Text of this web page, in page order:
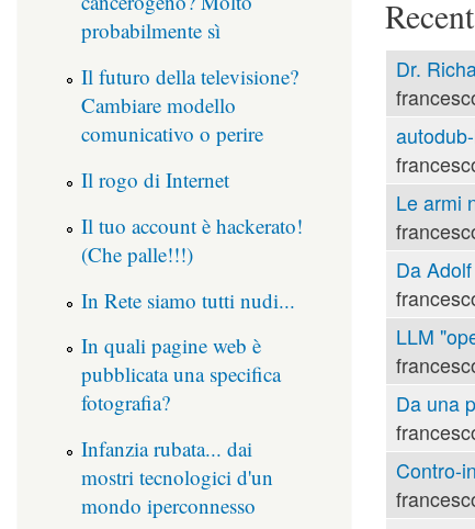
Dr.
Le armi
Da
LLM
Da una
Contro-
probabilmente sì
Il futuro della televisione?
Cambiare modello
comunicativo o perire
Il rogo di Internet
Il tuo account è hackerato!
(Che palle!!!)
In Rete siamo tutti nudi...
In quali pagine web è
pubblicata una specifica
fotografia?
Infanzia rubata... dai
mostri tecnologici d'un
mondo iperconnesso